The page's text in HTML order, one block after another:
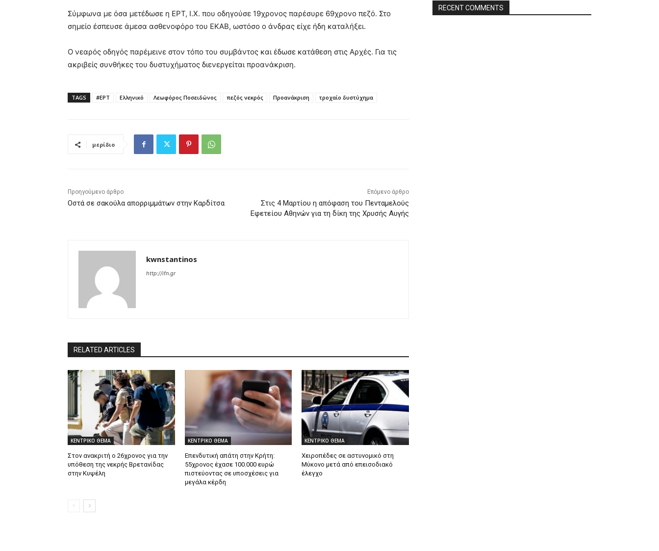
Σύμφωνα με όσα μετέδωσε η ΕΡΤ, Ι.Χ. που οδηγούσε 19χρονος παρέσυρε 69χρονο πεζό. Στο
σημείο έσπευσε άμεσα ασθενοφόρο του ΕΚΑΒ, ωστόσο ο άνδρας είχε ήδη καταλήξει.
Ο νεαρός οδηγός παρέμεινε στον τόπο του συμβάντος και έδωσε κατάθεση στις Αρχές. Για τις
ακριβείς συνθήκες του δυστυχήματος διενεργείται προανάκριση.
TAGS #ΕΡΤ Ελληνικό Λεωφόρος Ποσειδώνος πεζός νεκρός Προανάκριση τροχαίο δυστύχημα
μερίδιο
Προηγούμενο άρθρο
Οστά σε σακούλα απορριμμάτων στην Καρδίτσα
Επόμενο άρθρο
Στις 4 Μαρτίου η απόφαση του Πενταμελούς
Εφετείου Αθηνών για τη δίκη της Χρυσής Αυγής
kwnstantinos
http://ifn.gr
RELATED ARTICLES
ΚΕΝΤΡΙΚΟ ΘΕΜΑ
Στον ανακριτή ο 26χρονος για την
υπόθεση της νεκρής Βρετανίδας
στην Κυψέλη
ΚΕΝΤΡΙΚΟ ΘΕΜΑ
Επενδυτική απάτη στην Κρήτη:
55χρονος έχασε 100.000 ευρώ
πιστεύοντας σε υποσχέσεις για
μεγάλα κέρδη
ΚΕΝΤΡΙΚΟ ΘΕΜΑ
Χειροπέδες σε αστυνομικό στη
Μύκονο μετά από επεισοδιακό
έλεγχο
RECENT COMMENTS